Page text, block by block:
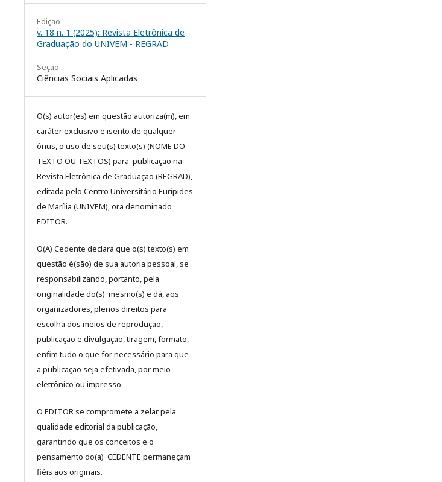
Edição
v. 18 n. 1 (2025): Revista Eletrônica de
Graduação do UNIVEM - REGRAD
Seção
Ciências Sociais Aplicadas
O(s) autor(es) em questão autoriza(m), em
caráter exclusivo e isento de qualquer
ônus, o uso de seu(s) texto(s) (NOME DO
TEXTO OU TEXTOS) para publicação na
Revista Eletrônica de Graduação (REGRAD),
editada pelo Centro Universitário Eurípides
de Marília (UNIVEM), ora denominado
EDITOR.
O(A) Cedente declara que o(s) texto(s) em
questão é(são) de sua autoria pessoal, se
responsabilizando, portanto, pela
originalidade do(s) mesmo(s) e dá, aos
organizadores, plenos direitos para
escolha dos meios de reprodução,
publicação e divulgação, tiragem, formato,
enfim tudo o que for necessário para que
a publicação seja efetivada, por meio
eletrônico ou impresso.
O EDITOR se compromete a zelar pela
qualidade editorial da publicação,
garantindo que os conceitos e o
pensamento do(a) CEDENTE permaneçam
fiéis aos originais.